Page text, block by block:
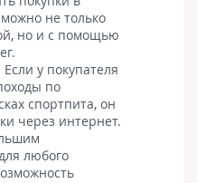
не только
но и с помощью
Если у покупателя
по
спортпита, он
через интернет.
любого